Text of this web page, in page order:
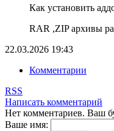
Как установить
RAR ,ZIP архивы
22.03.2026 19:43
Комментарии
RSS
Написать комментарий
Нет комментариев. Ваш
Ваше имя: